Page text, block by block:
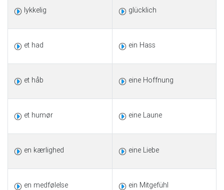
lykkelig glücklich
et had ein Hass
et håb eine Hoffnung
et humør eine Laune
en kærlighed eine Liebe
en medfølelse ein Mitgefühl